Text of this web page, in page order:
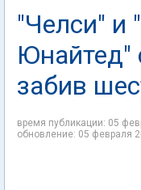
"Челси" и
Юнайтед"
забив
время публикации: 05
обновление: 05 февраля